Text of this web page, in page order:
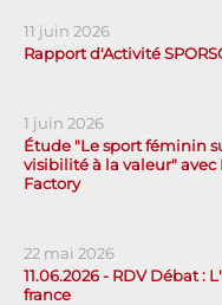
11 juin 2026
Rapport d'Activité
1 juin 2026
Étude "Le sport féminin
visibilité à la valeur" avec
Factory
22 mai 2026
11.06.2026 - RDV Débat
france